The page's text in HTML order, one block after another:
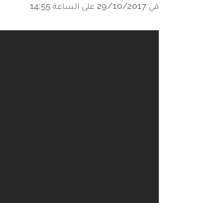
في 29/10/2017 على الساعة 14:55